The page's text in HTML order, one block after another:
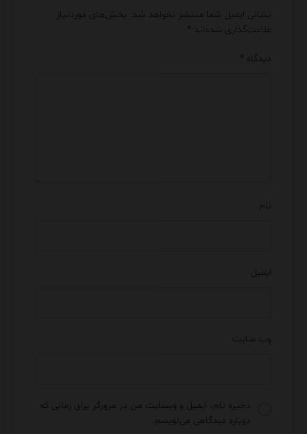
نشانی ایمیل شما منتشر نخواهد شد. بخش‌های موردنیاز
علامت‌گذاری شده‌اند *
دیدگاه *
نام
ایمیل
وب‌ سایت
ذخیره نام، ایمیل و وبسایت من در مرورگر برای زمانی که
دوباره دیدگاهی می‌نویسم.